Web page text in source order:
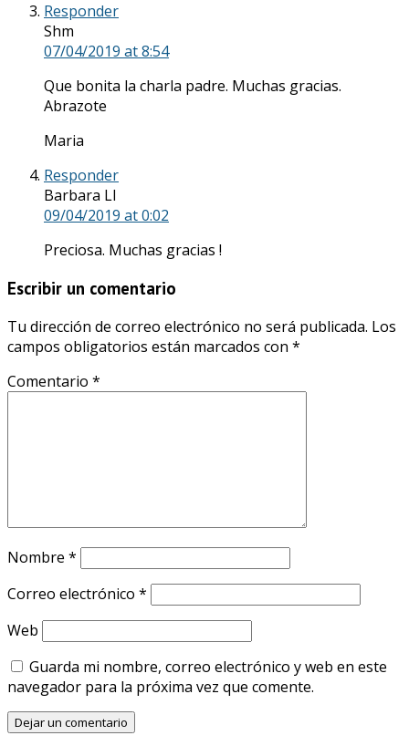
Responder
Shm
07/04/2019 at 8:54
Que bonita la charla padre. Muchas gracias.
Abrazote
Maria
Responder
Barbara Ll
09/04/2019 at 0:02
Preciosa. Muchas gracias !
Escribir un comentario
Tu dirección de correo electrónico no será publicada. Los
campos obligatorios están marcados con *
Comentario *
Nombre *
Correo electrónico *
Web
Guarda mi nombre, correo electrónico y web en este
navegador para la próxima vez que comente.